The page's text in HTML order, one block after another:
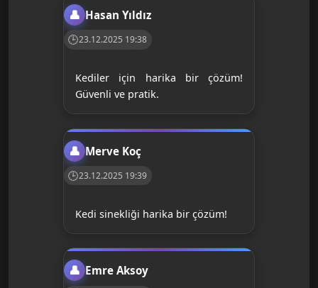
Hasan Yıldız
23.12.2025 19:38
Kediler için harika bir çözüm!
Güvenli ve pratik.
Merve Koç
23.12.2025 19:39
Kedi sinekliği harika bir çözüm!
Emre Aksoy